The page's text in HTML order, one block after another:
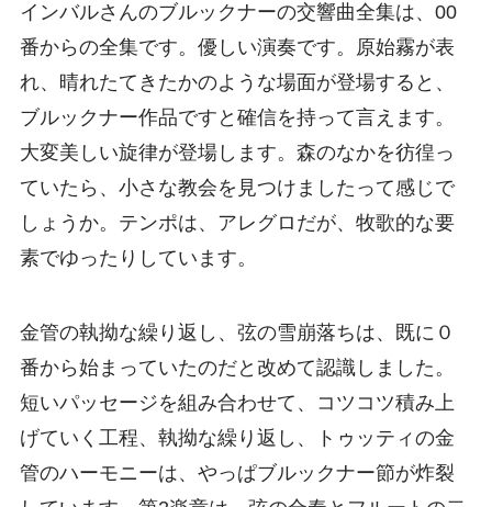
インバルさんのブルックナーの交響曲全集は、00
番からの全集です。優しい演奏です。原始霧が表
れ、晴れたてきたかのような場面が登場すると、
ブルックナー作品ですと確信を持って言えます。
大変美しい旋律が登場します。森のなかを彷徨っ
ていたら、小さな教会を見つけましたって感じで
しょうか。テンポは、アレグロだが、牧歌的な要
素でゆったりしています。
金管の執拗な繰り返し、弦の雪崩落ちは、既に０
番から始まっていたのだと改めて認識しました。
短いパッセージを組み合わせて、コツコツ積み上
げていく工程、執拗な繰り返し、トゥッティの金
管のハーモニーは、やっぱブルックナー節が炸裂